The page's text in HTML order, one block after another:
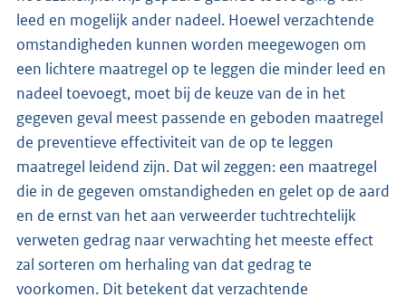
leed en mogelijk ander nadeel. Hoewel verzachtende
omstandigheden kunnen worden meegewogen om
een lichtere maatregel op te leggen die minder leed en
nadeel toevoegt, moet bij de keuze van de in het
gegeven geval meest passende en geboden maatregel
de preventieve effectiviteit van de op te leggen
maatregel leidend zijn. Dat wil zeggen: een maatregel
die in de gegeven omstandigheden en gelet op de aard
en de ernst van het aan verweerder tuchtrechtelijk
verweten gedrag naar verwachting het meeste effect
zal sorteren om herhaling van dat gedrag te
voorkomen. Dit betekent dat verzachtende